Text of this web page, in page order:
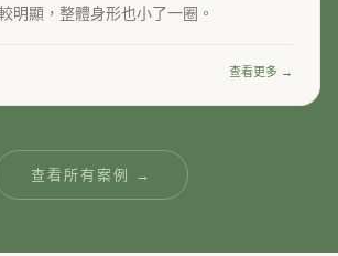
明顯，整體身形也小了一圈。
查看更多 →
查看所有案例 →